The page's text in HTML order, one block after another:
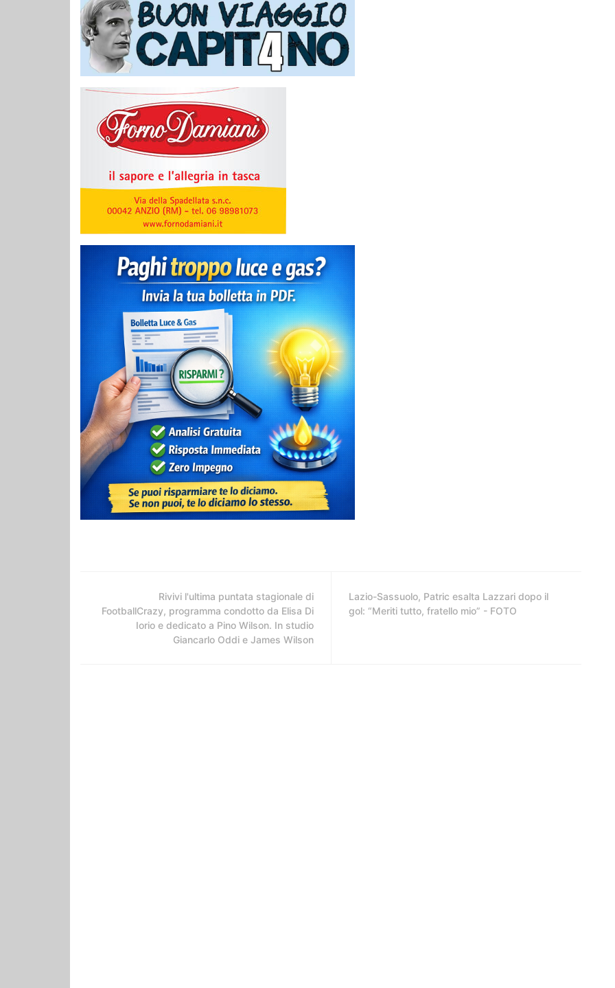
Rivivi l'ultima puntata stagionale di
FootballCrazy, programma condotto da Elisa Di
Iorio e dedicato a Pino Wilson. In studio
Giancarlo Oddi e James Wilson
Lazio-Sassuolo, Patric esalta Lazzari dopo il
gol: “Meriti tutto, fratello mio” - FOTO